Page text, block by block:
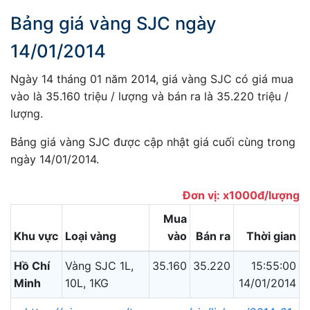
Bảng giá vàng SJC ngày
14/01/2014
Ngày 14 tháng 01 năm 2014, giá vàng SJC có giá mua
vào là 35.160 triệu / lượng và bán ra là 35.220 triệu /
lượng.
Bảng giá vàng SJC được cập nhật giá cuối cùng trong
ngày 14/01/2014.
Đơn vị: x1000đ/lượng
Khu vực Loại vàng
Mua
vào
Bán ra Thời gian
Hồ Chí
Minh
Vàng SJC 1L,
10L, 1KG
35.160 35.220
15:55:00
14/01/2014